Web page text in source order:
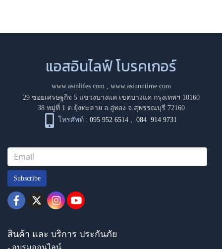
แอสอินไลฟ์ โบรคเกอร์
www.asinlifes.com, www.asinontime.com
29 ซอยเศรษฐกิจ 5 แขวงบางแค เขตบางแค กรุงเทพฯ 10160
38 หมู่ที่ 1 ต.ยุ้งทะลาย อ.อู่ทอง จ.สุพรรณบุรี 72160
โทรศัพท์ : 095 952 6514 ,084 914 9731
Subscribe
สินค้า และ บริการ ประกันภัย
- อบรมออนไลน์